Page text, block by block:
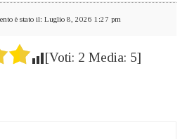
è stato il: Luglio 8, 2026 1:27 pm
[Voti: 2 Media: 5]